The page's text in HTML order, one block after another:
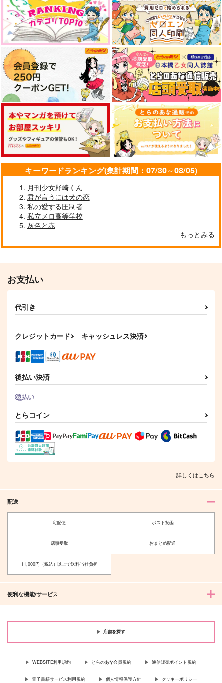
キーワードランキング(集計期間：07/30～08/05)
月刊少女野崎くん
君が言うには犬の恋
私の愛する圧制者
私立メロ高等学校
灰色と赤
もっとみる
お支払い
代引き
クレジットカード キャッシュレス決済
後払い決済
とらコイン
詳しくはこちら
配送
宅配便 ポスト投函
店頭受取 おまとめ配送
11,000円（税込）以上で送料当社負担
便利な機能/サービス
店舗を探す
WEBSITE利用規約 とらのあな会員規約 通信販売ポイント規約
電子書籍サービス利用規約 個人情報保護方針 クッキーポリシー